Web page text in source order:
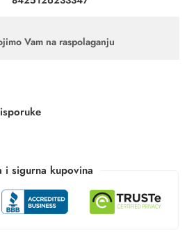
Vam na raspolaganju
i sigurna kupovina